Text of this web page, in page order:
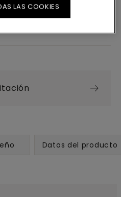
Datos del producto
LAS COOKIES